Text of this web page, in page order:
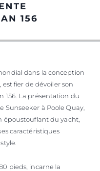
156
dans la conception
fier de dévoiler son
La présentation du
Sunseeker à Poole Quay,
époustouflant du yacht,
caractéristiques
pieds, incarne la